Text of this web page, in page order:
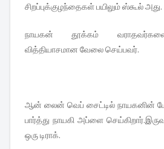
சிறப்புக்குழந்தைகள் பயிலும் ஸ்கூல் அது.
நாயகன் தூக்கம்
வித்தியாசமான வேலை செய்பவர்.
ஆன் லைன் வெப் சைட்டில் நாயகனின்
பார்த்து நாயகி அப்ளை
ஒரு டிராக்.